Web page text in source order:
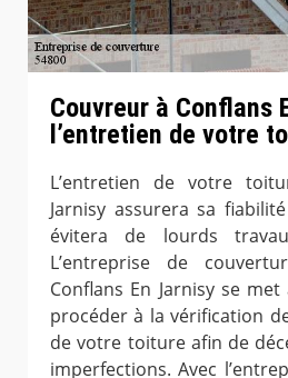
Couvreur à Conflans
l’entretien de votre
L’entretien de votre
Jarnisy assurera sa
évitera de lourds
L’entreprise de
Conflans En Jarnisy se
procéder à la vérification
de votre toiture afin de
imperfections. Avec